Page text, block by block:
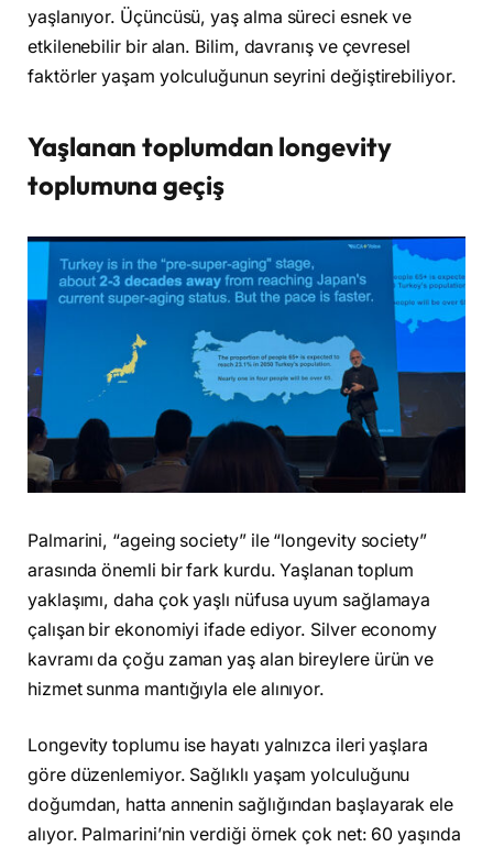
yaşlanıyor. Üçüncüsü, yaş alma süreci esnek ve
etkilenebilir bir alan. Bilim, davranış ve çevresel
faktörler yaşam yolculuğunun seyrini değiştirebiliyor.
Yaşlanan toplumdan longevity
toplumuna geçiş
Palmarini, “ageing society” ile “longevity society”
arasında önemli bir fark kurdu. Yaşlanan toplum
yaklaşımı, daha çok yaşlı nüfusa uyum sağlamaya
çalışan bir ekonomiyi ifade ediyor. Silver economy
kavramı da çoğu zaman yaş alan bireylere ürün ve
hizmet sunma mantığıyla ele alınıyor.
Longevity toplumu ise hayatı yalnızca ileri yaşlara
göre düzenlemiyor. Sağlıklı yaşam yolculuğunu
doğumdan, hatta annenin sağlığından başlayarak ele
alıyor. Palmarini’nin verdiği örnek çok net: 60 yaşında